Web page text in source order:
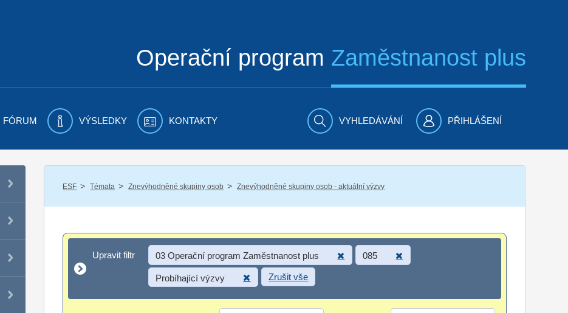
Operační program Zaměstnanost plus
FÓRUM VÝSLEDKY KONTAKTY VYHLEDÁVÁNÍ PŘIHLÁŠENÍ
ESF / Témata / Znevýhodněné skupiny osob / Znevýhodněné skupiny osob - aktuální výzvy
Upravit filtr
Upravit filtr 03 Operační program Zaměstnanost plus 085
Probíhající výzvy Zrušit vše